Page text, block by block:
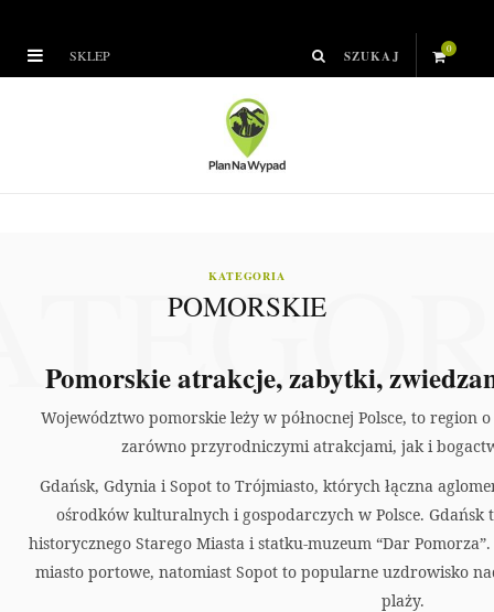
SKLEP 0
C
a
r
t
KATEGORIA
POMORSKIE
Pomorskie atrakcje, zabytki,
Województwo pomorskie leży w północnej Polsce, to region
zarówno przyrodniczymi atrakcjami, jak i
Gdańsk, Gdynia i Sopot to Trójmiasto, których łączna
ośrodków kulturalnych i gospodarczych w Polsce. Gdańsk
historycznego Starego Miasta i statku-muzeum “Dar
miasto portowe, natomiast Sopot to popularne uzdrowisko
plaży.